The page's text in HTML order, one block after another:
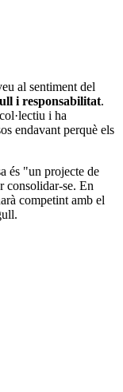
al sentiment del
i responsabilitat.
i ha
endavant perquè els
és "un projecte de
consolidar-se. En
competint amb el